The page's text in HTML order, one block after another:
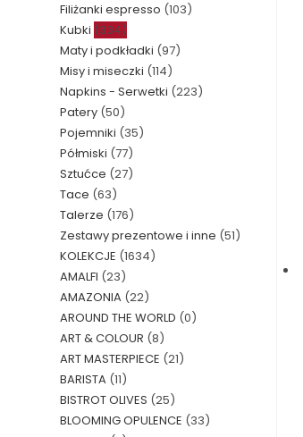
Filiżanki espresso (103)
Kubki (334)
Maty i podkładki (97)
Misy i miseczki (114)
Napkins - Serwetki (223)
Patery (50)
Pojemniki (35)
Półmiski (77)
Sztućce (27)
Tace (63)
Talerze (176)
Zestawy prezentowe i inne (51)
KOLEKCJE (1634)
AMALFI (23)
AMAZONIA (22)
AROUND THE WORLD (0)
ART & COLOUR (8)
ART MASTERPIECE (21)
BARISTA (11)
BISTROT OLIVES (25)
BLOOMING OPULENCE (33)